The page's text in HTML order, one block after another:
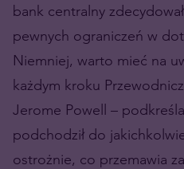
bank centralny
pewnych ograniczeń w
Niemniej, warto mieć na
każdym kroku
Jerome Powell –
podchodził do
ostrożnie, co przemawia